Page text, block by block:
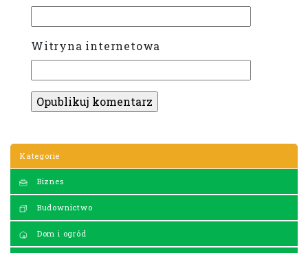
Kategorie
Biznes
Budownictwo
Dom i ogród
Witryna internetowa